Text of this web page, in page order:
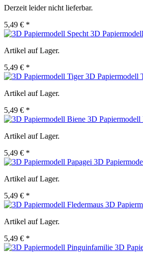
Derzeit leider nicht lieferbar.
5,49 € *
3D
Artikel auf Lager.
5,49 € *
3D Papiermodell
Artikel auf Lager.
5,49 € *
3D Papiermodell
Artikel auf Lager.
5,49 € *
3D
Artikel auf Lager.
5,49 € *
3D
Artikel auf Lager.
5,49 € *
3D